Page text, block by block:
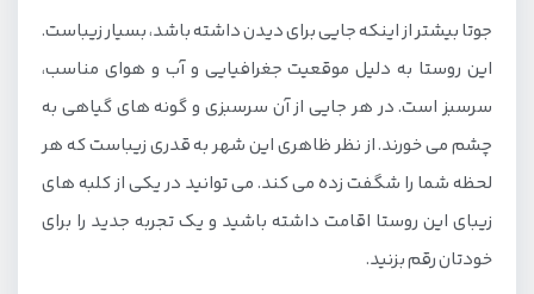
جوتا بیشتر از اینکه جایی برای دیدن داشته باشد، بسیار زیباست.
این روستا به دلیل موقعیت جغرافیایی و آب و هوای مناسب،
سرسبز است. در هر جایی از آن سرسبزی و گونه های گیاهی به
چشم می خورند. از نظر ظاهری این شهر به قدری زیباست که هر
لحظه شما را شگفت زده می کند. می توانید در یکی از کلبه های
زیبای این روستا اقامت داشته باشید و یک تجربه جدید را برای
خودتان رقم بزنید.